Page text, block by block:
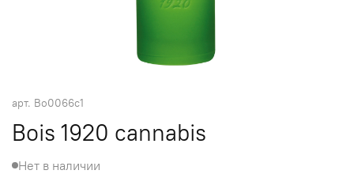
арт. Bo0066c1
Bois 1920 cannabis
Нет в наличии